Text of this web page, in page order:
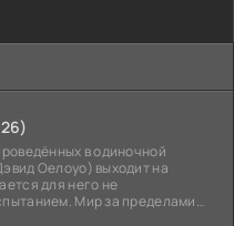
в одиночной
Оелоуо) выходит на
для него не
Мир за пределами